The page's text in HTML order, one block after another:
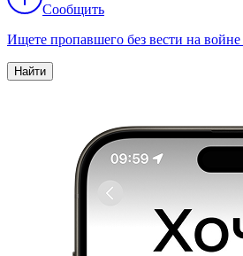
Сообщить
Ищете пропавшего без вести на
Найти